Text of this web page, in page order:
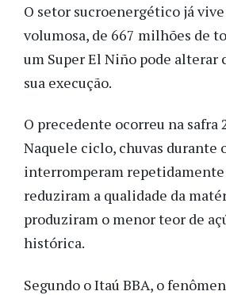
O setor sucroenergético já vive
volumosa, de 667 milhões de
um Super El Niño pode alterar
sua execução.
O precedente ocorreu na safra
Naquele ciclo, chuvas durante
interromperam repetidamente
reduziram a qualidade da
produziram o menor teor de
histórica.
Segundo o Itaú BBA, o